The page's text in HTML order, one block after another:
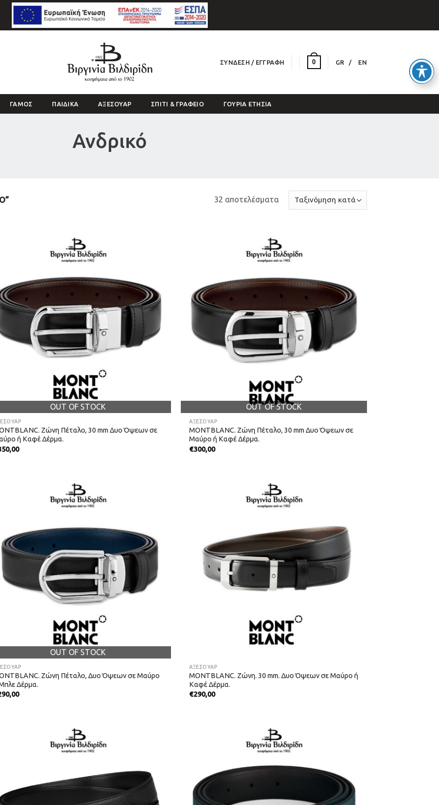
ΣΎΝΔΕΣΗ / ΕΓΓΡΑΦΉ 0 GR EN
ΓΑΜΟΣ ΠΑΙΔΙΚΑ ΑΞΕΣΟΥΑΡ ΣΠΙΤΙ & ΓΡΑΦΕΙΟ ΓΟΎΡΙΑ ΕΤΉΣΙΑ
Ανδρικό
32 αποτελέσματα
OUT OF STOCK
Ζώνη Πέταλο, 30 mm Δυο Όψεων σε
ή Καφέ Δέρμα.
OUT OF STOCK
ΑΞΕΣΟΥΑΡ
MONTBLANC. Ζώνη Πέταλο, 30 mm Δυο Όψεων σε
Μαύρο ή Καφέ Δέρμα.
€300,00
OUT OF STOCK
Ζώνη Πέταλο, Δυο Όψεων σε Μαύρο
Δέρμα.
ΑΞΕΣΟΥΑΡ
MONTBLANC. Ζώνη. 30 mm. Δυο Όψεων σε Μαύρο ή
Καφέ Δέρμα.
€290,00